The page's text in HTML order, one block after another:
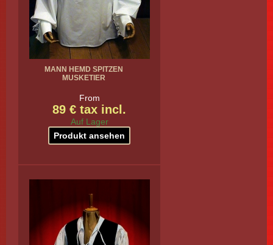
MANN HEMD SPITZEN
MUSKETIER
From
89 € tax incl.
Auf Lager
Produkt ansehen